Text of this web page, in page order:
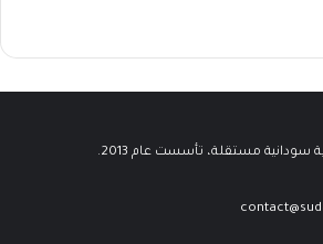
سودانية مستقلة، تأسست عام 2013.